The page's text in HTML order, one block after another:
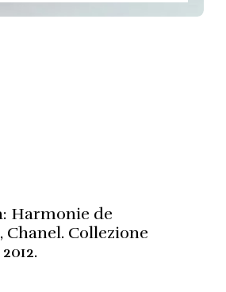
Harmonie de
Chanel. Collezione